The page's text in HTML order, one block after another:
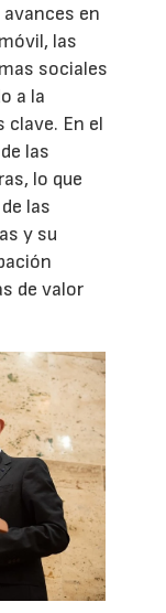
en
las
sociales
a la
En el
las
lo que
las
y su
de valor